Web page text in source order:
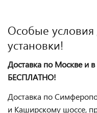
Особые условия
установки!
Доставка по Москве и
БЕСПЛАТНО!
Доставка по
и Каширскому шоссе,